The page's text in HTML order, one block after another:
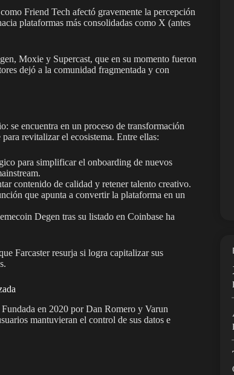
Friend Tech afectó gravemente la percepción
plataformas más consolidadas como X (antes
Moxie y Supercast, que en su momento fueron
dejó a la comunidad fragmentada y con
se encuentra en un proceso de transformación
revitalizar el ecosistema. Entre ellas:
para simplificar el onboarding de nuevos
contenido de calidad y retener talento creativo.
que apunta a convertir la plataforma en un
Degen tras su listado en Coinbase ha
Farcaster resurja si logra capitalizar sus
en 2020 por Dan Romero y Varun
mantuvieran el control de sus datos e